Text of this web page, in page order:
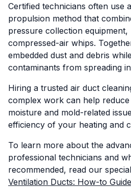
Certified technicians often use
propulsion method that
pressure collection
compressed-air whips.
embedded dust and debris
contaminants from spreading
Hiring a trusted air duct
complex work can help
moisture and mold-related
efficiency of your heating and
To learn more about the
professional technicians and
recommended, read our
Ventilation Ducts: How-to Guide